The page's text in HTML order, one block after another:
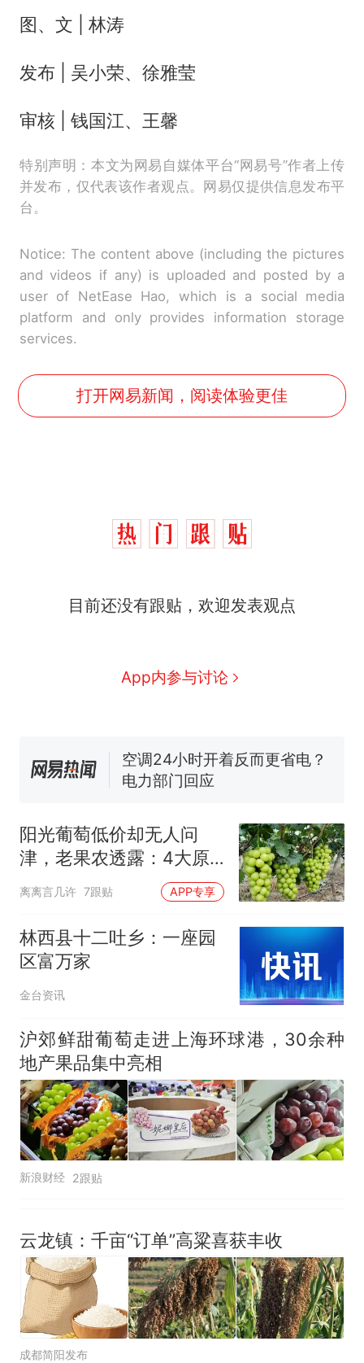
图、文 | 林涛
发布 | 吴小荣、徐雅莹
审核 | 钱国江、王馨
特别声明：本文为网易自媒体平台“网易号”作者上传
并发布，仅代表该作者观点。网易仅提供信息发布平
台。
Notice: The content above (including the pictures
and videos if any) is uploaded and posted by a
user of NetEase Hao, which is a social media
platform and only provides information storage
services.
打开网易新闻，阅读体验更佳
目前还没有跟贴，欢迎发表观点
App内参与讨论
全部作废，公平么？
国大使骑行绕了几乎整个国境
线一圈，还曾两次到中国寻根
搬家报价570元，搬到楼下交
空调24小时开着反而更省电？
电力部门回应
试前13名均遭淘汰？教育局：
已叫停招聘，成立调查组全面
核查
热 十多万人报名的考试，成绩
全部作废，公平么？
阳光葡萄低价却无人问
津，老果农透露：4大原
因让它从高端到谷底
离离言几许 7跟贴 APP专享
林西县十二吐乡：一座园
区富万家
金台资讯
沪郊鲜甜葡萄走进上海环球港，30余种
地产果品集中亮相
新浪财经 2跟贴
云龙镇：千亩“订单”高粱喜获丰收
成都简阳发布